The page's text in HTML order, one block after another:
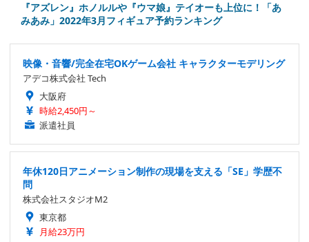
『アズレン』ホノルルや『ウマ娘』テイオーも上位に！「あ
みあみ」2022年3月フィギュア予約ランキング
映像・音響/完全在宅OKゲーム会社 キャラクターモデリング
アデコ株式会社 Tech
大阪府
時給2,450円～
派遣社員
年休120日アニメーション制作の現場を支える「SE」学歴不
問
株式会社スタジオM2
東京都
月給23万円